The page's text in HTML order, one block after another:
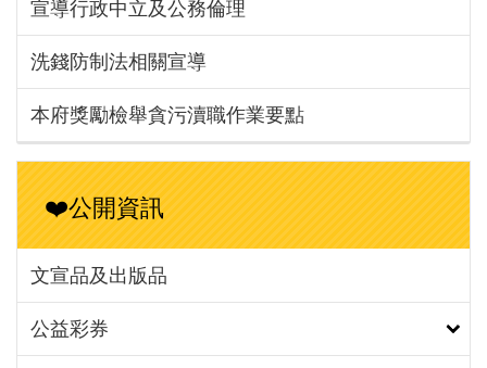
宣導行政中立及公務倫理
洗錢防制法相關宣導
本府獎勵檢舉貪污瀆職作業要點
❤️公開資訊
文宣品及出版品
公益彩券